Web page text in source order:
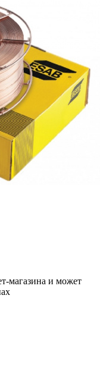
магазина и может